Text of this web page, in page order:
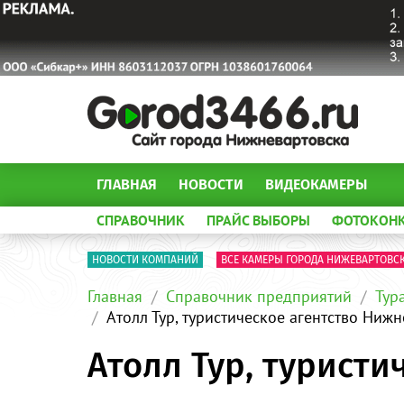
ГЛАВНАЯ НОВОСТИ ВИДЕОКАМЕРЫ
СПРАВОЧНИК ПРАЙС ВЫБОРЫ
НОВОСТИ КОМПАНИЙ ВСЕ КАМЕРЫ ГОРОДА
Главная Справочник предприятий
Атолл Тур, туристическое агентство
Атолл Тур,